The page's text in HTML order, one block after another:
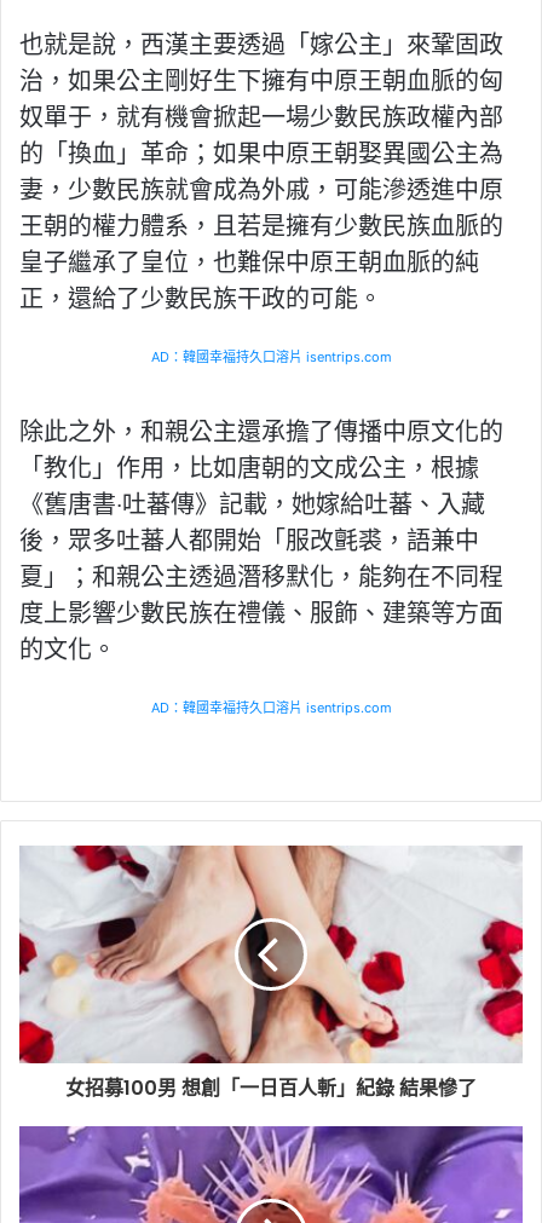
也就是說，西漢主要透過「嫁公主」來鞏固政
治，如果公主剛好生下擁有中原王朝血脈的匈
奴單于，就有機會掀起一場少數民族政權內部
的「換血」革命；如果中原王朝娶異國公主為
妻，少數民族就會成為外戚，可能滲透進中原
王朝的權力體系，且若是擁有少數民族血脈的
皇子繼承了皇位，也難保中原王朝血脈的純
正，還給了少數民族干政的可能。
AD：韓國幸福持久口溶片 isentrips.com
除此之外，和親公主還承擔了傳播中原文化的
「教化」作用，比如唐朝的文成公主，根據
《舊唐書‧吐蕃傳》記載，她嫁給吐蕃、入藏
後，眾多吐蕃人都開始「服改氈裘，語兼中
夏」；和親公主透過潛移默化，能夠在不同程
度上影響少數民族在禮儀、服飾、建築等方面
的文化。
AD：韓國幸福持久口溶片 isentrips.com
女招募100男 想創「一日百人斬」紀錄 結果慘了